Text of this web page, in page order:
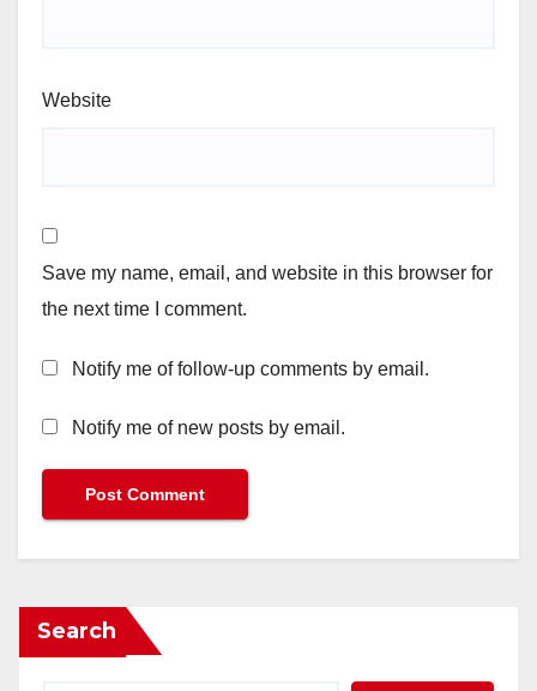
Website
Save my name, email, and website in this browser for
the next time I comment.
Notify me of follow-up comments by email.
Notify me of new posts by email.
Search